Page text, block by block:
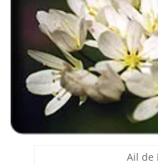
Ail de